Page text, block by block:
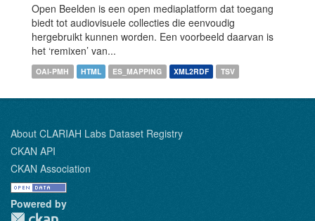
Open Beelden is een open mediaplatform dat toegang
biedt tot audiovisuele collecties die eenvoudig
hergebruikt kunnen worden. Een voorbeeld daarvan is
het ‘remixen’ van...
OAI-PMH HTML ES_MAPPING XML2RDF TSV
About CLARIAH Labs Dataset Registry
CKAN API
CKAN Association
Powered by